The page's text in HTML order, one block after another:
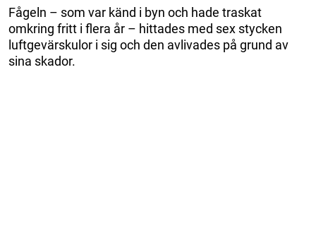
Fågeln – som var känd i byn och hade traskat
omkring fritt i flera år – hittades med sex stycken
luftgevärskulor i sig och den avlivades på grund av
sina skador.